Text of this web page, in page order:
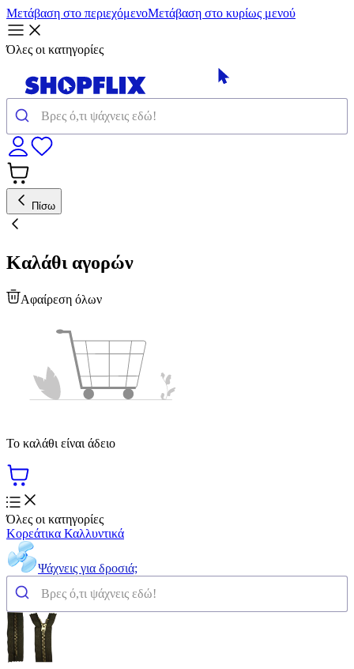
Μετάβαση στο περιεχόμενοΜετάβαση στο κυρίως μενού
Όλες οι κατηγορίες
Πίσω
Καλάθι αγορών
Αφαίρεση όλων
Το καλάθι είναι άδειο
Όλες οι κατηγορίες
Κορεάτικα Καλλυντικά
Ψάχνεις για δροσιά;